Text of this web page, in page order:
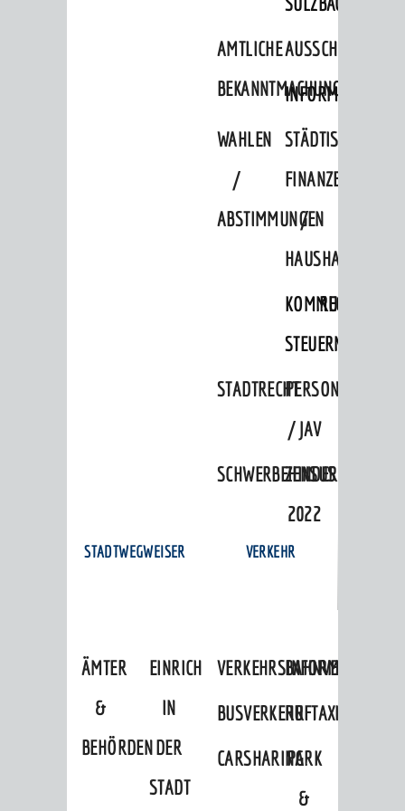
AMTLICHE
BEKANNTMACHUNGEN
WAHLEN
/
ABSTIMMUNGEN
STÄDTISCHE
FINANZEN
/
HAUSHALT
KOMMUNALE
STEUERN
STADTRECHTPERSONALRAT
/ JAV
ZENSUS
2022
STADTWEGWEISER
ÄMTER
&
BEHÖRDEN
EINRICHTUNGEN
IN
DER
STADT
VERKEHR
VERKEHRSINFORMATIONEN
BAHNVERKEHR
BUSVERKEHRRUFTAXI
CARSHARINGPARK
&